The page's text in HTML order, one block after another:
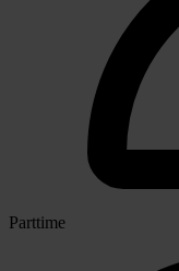
Parttime